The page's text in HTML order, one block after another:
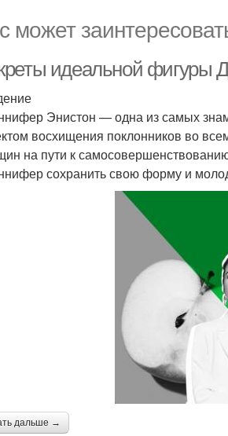
может
идеальной фигуры
Энистон — одна из самых
восхищения поклонников во
на пути к
сохранить свою форму и
дальше →